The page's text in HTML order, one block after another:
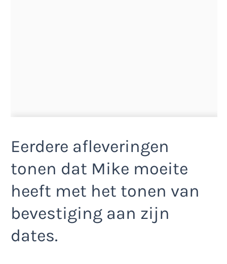
Eerdere afleveringen
tonen dat Mike moeite
heeft met het tonen van
bevestiging aan zijn
dates.